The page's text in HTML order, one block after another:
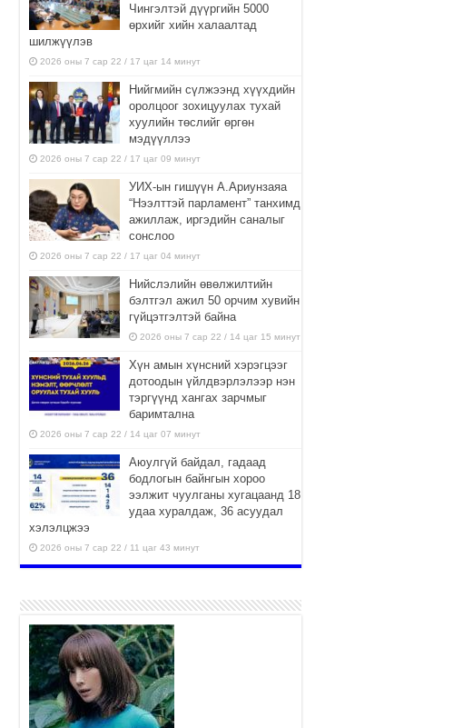
Чингэлтэй дүүргийн 5000
өрхийг хийн халаалтад
шилжүүлэв
2026 оны 7 сар 22 / 17 цаг 14 минут
Нийгмийн сүлжээнд хүүхдийн
оролцоог зохицуулах тухай
хуулийн төслийг өргөн
мэдүүллээ
2026 оны 7 сар 22 / 17 цаг 09 минут
УИХ-ын гишүүн А.Ариунзаяа
“Нээлттэй парламент” танхимд
ажиллаж, иргэдийн саналыг
сонслоо
2026 оны 7 сар 22 / 17 цаг 04 минут
Нийслэлийн өвөлжилтийн
бэлтгэл ажил 50 орчим хувийн
гүйцэтгэлтэй байна
2026 оны 7 сар 22 / 14 цаг 15 минут
Хүн амын хүнсний хэрэгцээг
дотоодын үйлдвэрлэлээр нэн
тэргүүнд хангах зарчмыг
баримтална
2026 оны 7 сар 22 / 14 цаг 07 минут
Аюулгүй байдал, гадаад
бодлогын байнгын хороо
ээлжит чуулганы хугацаанд 18
удаа хуралдаж, 36 асуудал
хэлэлцжээ
2026 оны 7 сар 22 / 11 цаг 43 минут
боломжтой-Хүүхэд хөгжүүлэх
төв” байгуулах төсөлд төр,
хувийн хэвшлийн түншлэлийн хүрээнд хамтран
ажиллахыг урьж байна
2026 оны 7 сар 22 / 9 цаг 28 минут
Б.Пүрэвдагва: “Урт цагаан”-ыг
залуучууд чөлөөт цагаа